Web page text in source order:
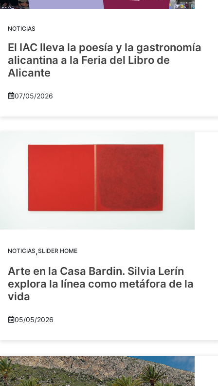
NOTICIAS
El IAC lleva la poesía y la gastronomía
alicantina a la Feria del Libro de
Alicante
07/05/2026
NOTICIAS,SLIDER HOME
Arte en la Casa Bardin. Silvia Lerín
explora la línea como metáfora de la
vida
05/05/2026